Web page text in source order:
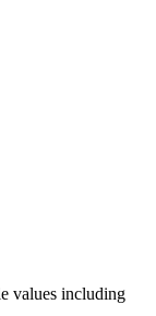
values including